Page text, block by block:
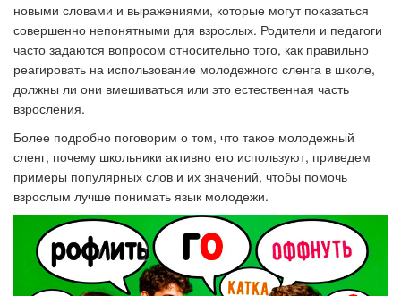
новыми словами и выражениями, которые могут показаться
совершенно непонятными для взрослых. Родители и педагоги
часто задаются вопросом относительно того, как правильно
реагировать на использование молодежного сленга в школе,
должны ли они вмешиваться или это естественная часть
взросления.
Более подробно поговорим о том, что такое молодежный
сленг, почему школьники активно его используют, приведем
примеры популярных слов и их значений, чтобы помочь
взрослым лучше понимать язык молодежи.